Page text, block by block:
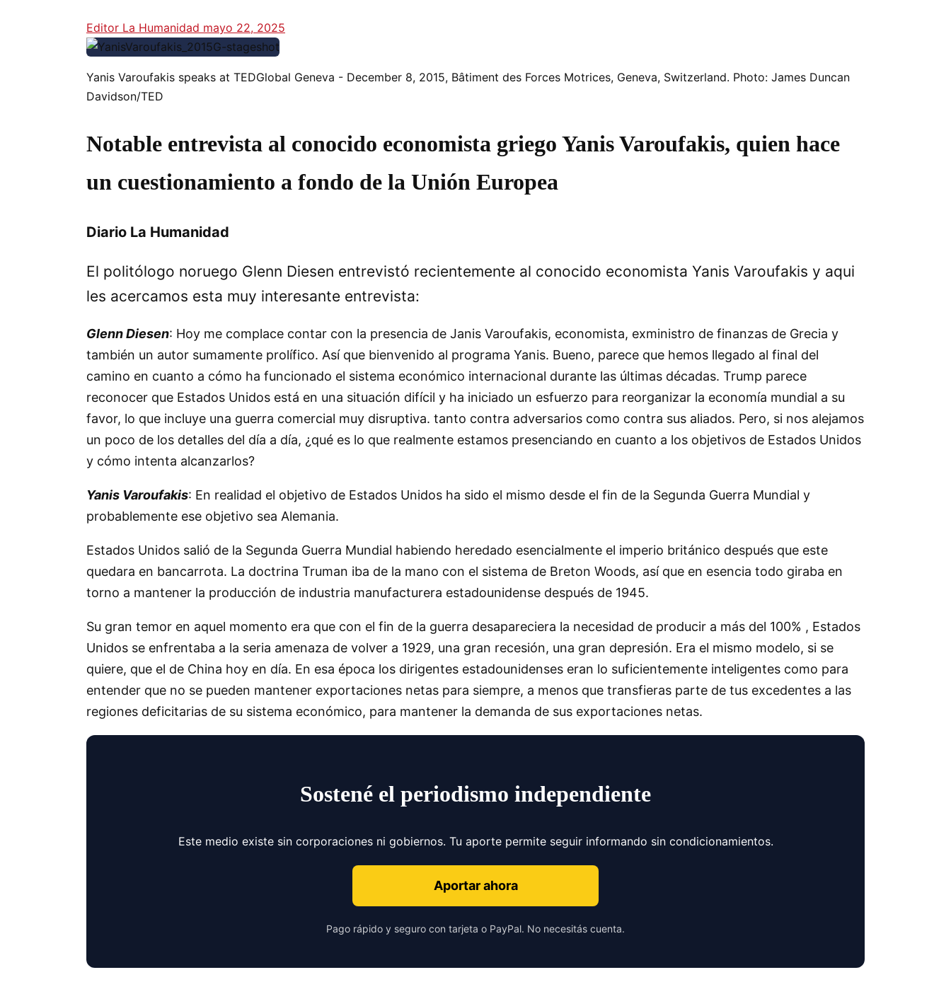
Editor La Humanidad mayo 22, 2025
Yanis Varoufakis speaks at TEDGlobal Geneva - December 8, 2015, Bâtiment des Forces Motrices, Geneva, Switzerland. Photo: James Duncan
Davidson/TED
Notable entrevista al conocido economista griego Yanis Varoufakis, quien hace
un cuestionamiento a fondo de la Unión Europea
Diario La Humanidad
El politólogo noruego Glenn Diesen entrevistó recientemente al conocido economista Yanis Varoufakis y aqui
les acercamos esta muy interesante entrevista:
Glenn Diesen: Hoy me complace contar con la presencia de Janis Varoufakis, economista, exministro de finanzas de Grecia y
también un autor sumamente prolífico. Así que bienvenido al programa Yanis. Bueno, parece que hemos llegado al final del
camino en cuanto a cómo ha funcionado el sistema económico internacional durante las últimas décadas. Trump parece
reconocer que Estados Unidos está en una situación difícil y ha iniciado un esfuerzo para reorganizar la economía mundial a su
favor, lo que incluye una guerra comercial muy disruptiva. tanto contra adversarios como contra sus aliados. Pero, si nos alejamos
un poco de los detalles del día a día, ¿qué es lo que realmente estamos presenciando en cuanto a los objetivos de Estados Unidos
y cómo intenta alcanzarlos?
Yanis Varoufakis: En realidad el objetivo de Estados Unidos ha sido el mismo desde el fin de la Segunda Guerra Mundial y
probablemente ese objetivo sea Alemania.
Estados Unidos salió de la Segunda Guerra Mundial habiendo heredado esencialmente el imperio británico después que este
quedara en bancarrota. La doctrina Truman iba de la mano con el sistema de Breton Woods, así que en esencia todo giraba en
torno a mantener la producción de industria manufacturera estadounidense después de 1945.
Su gran temor en aquel momento era que con el fin de la guerra desapareciera la necesidad de producir a más del 100% , Estados
Unidos se enfrentaba a la seria amenaza de volver a 1929, una gran recesión, una gran depresión. Era el mismo modelo, si se
quiere, que el de China hoy en día. En esa época los dirigentes estadounidenses eran lo suficientemente inteligentes como para
entender que no se pueden mantener exportaciones netas para siempre, a menos que transfieras parte de tus excedentes a las
regiones deficitarias de su sistema económico, para mantener la demanda de sus exportaciones netas.
Sostené el periodismo independiente
Este medio existe sin corporaciones ni gobiernos. Tu aporte permite seguir informando sin condicionamientos.
Aportar ahora
Pago rápido y seguro con tarjeta o PayPal. No necesitás cuenta.